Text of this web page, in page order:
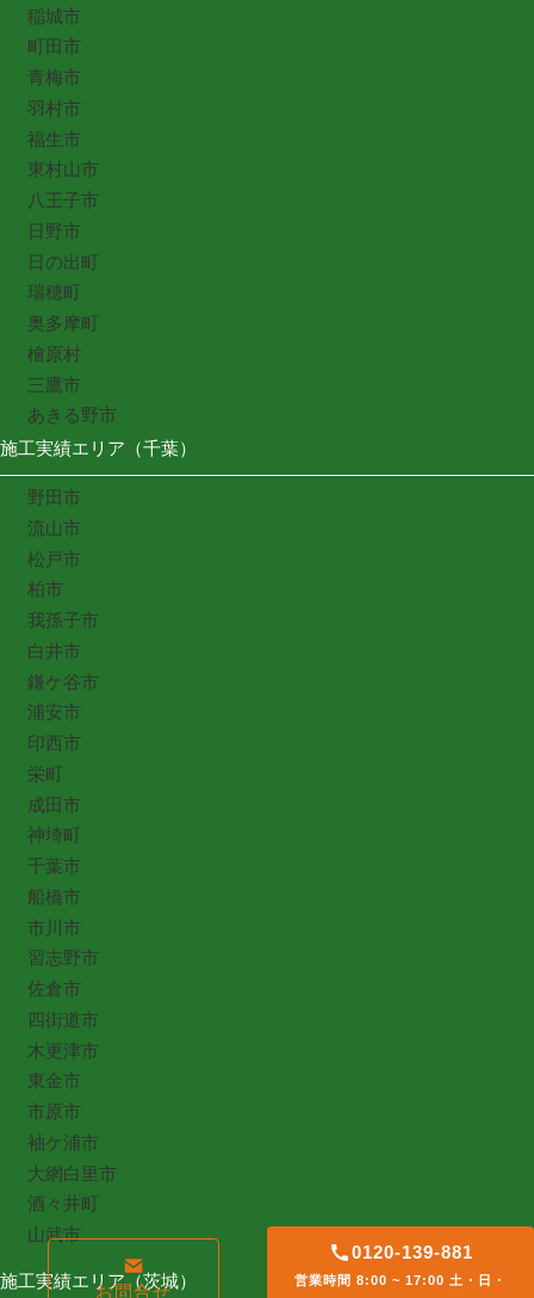
稲城市
町田市
青梅市
羽村市
福生市
東村山市
八王子市
日野市
日の出町
瑞穂町
奥多摩町
檜原村
三鷹市
あきる野市
施工実績エリア（千葉）
野田市
流山市
松戸市
柏市
我孫子市
白井市
鎌ケ谷市
浦安市
印西市
栄町
成田市
神埼町
千葉市
船橋市
市川市
習志野市
佐倉市
四街道市
木更津市
東金市
市原市
袖ケ浦市
大網白里市
酒々井町
山武市
施工実績エリア（茨城）
お問合せ
0120-139-881
営業時間 8:00 ~ 17:00 土・日・